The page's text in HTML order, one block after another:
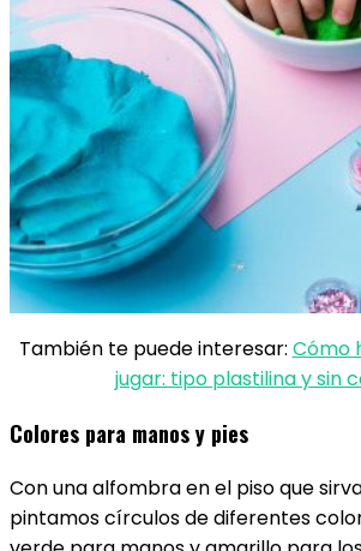
También te puede interesar: Cómo
jugar: tipo plastilina y sin
Colores para manos y pies
Con una alfombra en el piso que
pintamos círculos de diferentes